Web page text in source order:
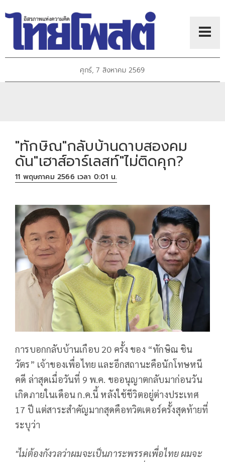
ศุกร์, 7 สิงหาคม 2569
"ทักษิณ"กลับบ้านดาบสองคม
ดัน"เฮาส์อาร์เลสท์"ไม่ติดคุก?
11 พฤษภาคม 2566 เวลา 0:01 น.
การบอกกลับบ้านเกือบ 20 ครั้ง ของ “ทักษิณ ชิน
วัตร” เจ้าของเพื่อไทย และอีกสถานะคือนักโทษหนี
คดี ล่าสุดเมื่อวันที่ 9 พ.ค. ขออนุญาตกลับมาก่อนวัน
เกิดภายในเดือน ก.ค.นี้ หลังใช้ชีวิตอยู่ต่างประเทศ
17 ปี แต่สาระสำคัญมากสุดคือทวิตเตอร์ครั้งสุดท้ายที่
ระบุว่า
"ไม่ต้องกังวลว่าผมจะเป็นภาระพรรคเพื่อไทย ผมจะ